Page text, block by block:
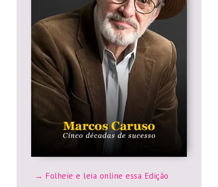
Folheie e leia online essa Edição